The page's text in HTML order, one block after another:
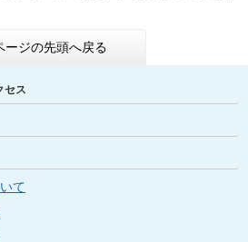
ージの先頭へ戻る
セス
て